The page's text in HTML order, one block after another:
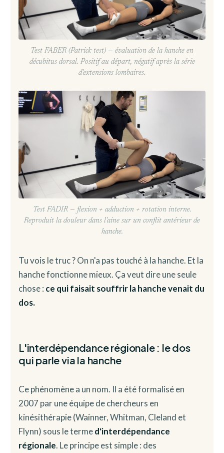
Test FABER (Patrick test) — évaluation de la hanche en
décubitus dorsal. Positif au départ, négatif après la série
d'extensions lombaires.
Test FADIR — flexion + adduction + rotation interne.
Reproduit la douleur dans l'aine sur un conflit antérieur de
hanche.
Tu vois le truc ? On n'a pas touché à la hanche. Et la
hanche fonctionne mieux. Ça veut dire une seule
chose : ce qui faisait souffrir la hanche venait du
dos.
L'interdépendance régionale : le dos
qui parle via la hanche
Ce phénomène a un nom. Il a été formalisé en
2007 par une équipe de chercheurs en
kinésithérapie (Wainner, Whitman, Cleland et
Flynn) sous le termed'interdépendance
régionale. Le principe est simple : des